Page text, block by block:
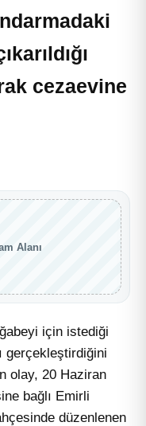
cezaevine
Alanı
için istediği
gerçekleştirdiğini
olay, 20 Haziran
bağlı Emirli
düzenlenen